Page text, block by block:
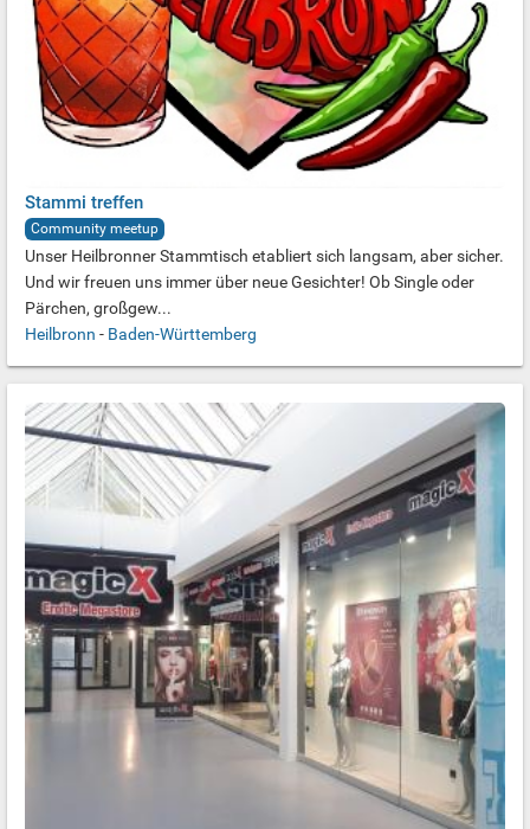
Stammi treffen
Community meetup
Unser Heilbronner Stammtisch etabliert sich langsam, aber sicher.
Und wir freuen uns immer über neue Gesichter! Ob Single oder
Pärchen, großgew...
Heilbronn - Baden-Württemberg